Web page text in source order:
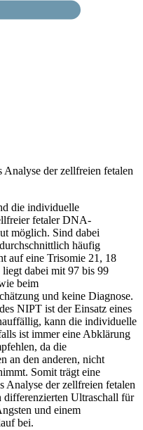
der zellfreien fetalen
die individuelle
fetaler DNA-
möglich. Sind dabei
häufig
auf eine Trisomie 21, 18
dabei mit 97 bis 99
beim
und keine Diagnose.
NIPT ist der Einsatz eines
kann die individuelle
ist immer eine Abklärung
da die
an den anderen, nicht
Somit trägt eine
Analyse der zellfreien fetalen
Ultraschall für
und einem
bei.